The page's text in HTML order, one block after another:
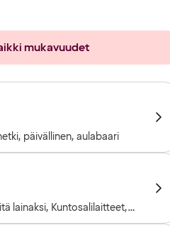
mukavuudet
päivällinen, aulabaari
lainaksi, Kuntosalilaitteet,